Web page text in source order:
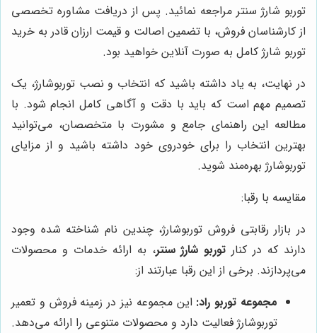
توربو شارژ سنتر مراجعه نمائید. پس از دریافت مشاوره تخصصی
از کارشناسان فروش، با تضمین اصالت و قیمت ارزان قادر به خرید
توربو شارژ کامل به صورت آنلاین خواهید بود.
در نهایت، به یاد داشته باشید که انتخاب و نصب توربوشارژ، یک
تصمیم مهم است که باید با دقت و آگاهی کامل انجام شود. با
مطالعه این راهنمای جامع و مشورت با متخصصان، می‌توانید
بهترین انتخاب را برای خودروی خود داشته باشید و از مزایای
توربوشارژ بهره‌مند شوید.
مقایسه با رقبا:
در بازار رقابتی فروش توربوشارژ، چندین نام شناخته شده وجود
دارند که در کنار توربو شارژ سنتر، به ارائه خدمات و محصولات
می‌پردازند. برخی از این رقبا عبارتند از:
مجموعه توربو راد: این مجموعه نیز در زمینه فروش و تعمیر
توربوشارژ فعالیت دارد و محصولات متنوعی را ارائه می‌دهد.